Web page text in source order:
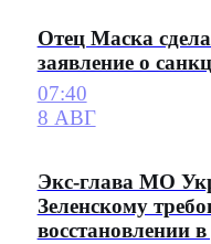
Отец Маска
заявление о
07:40
8 АВГ
Экс-глава МО
Зеленскому
восстановлении